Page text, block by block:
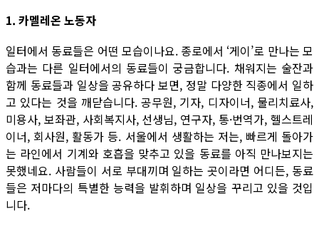
1. 카멜레온 노동자
일터에서 동료들은 어떤 모습이나요. 종로에서 ‘게이’로 만나는 모
습과는 다른 일터에서의 동료들이 궁금합니다. 채워지는 술잔과
함께 동료들과 일상을 공유하다 보면, 정말 다양한 직종에서 일하
고 있다는 것을 깨닫습니다. 공무원, 기자, 디자이너, 물리치료사,
미용사, 보좌관, 사회복지사, 선생님, 연구자, 통·번역가, 헬스트레
이너, 회사원, 활동가 등. 서울에서 생활하는 저는, 빠르게 돌아가
는 라인에서 기계와 호흡을 맞추고 있을 동료를 아직 만나보지는
못했네요. 사람들이 서로 부대끼며 일하는 곳이라면 어디든, 동료
들은 저마다의 특별한 능력을 발휘하며 일상을 꾸리고 있을 것입
니다.